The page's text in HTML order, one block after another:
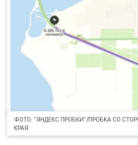
ФОТО: "ЯНДЕКС.ПРОБКИ"/ПРОБКА СО
КРАЯ